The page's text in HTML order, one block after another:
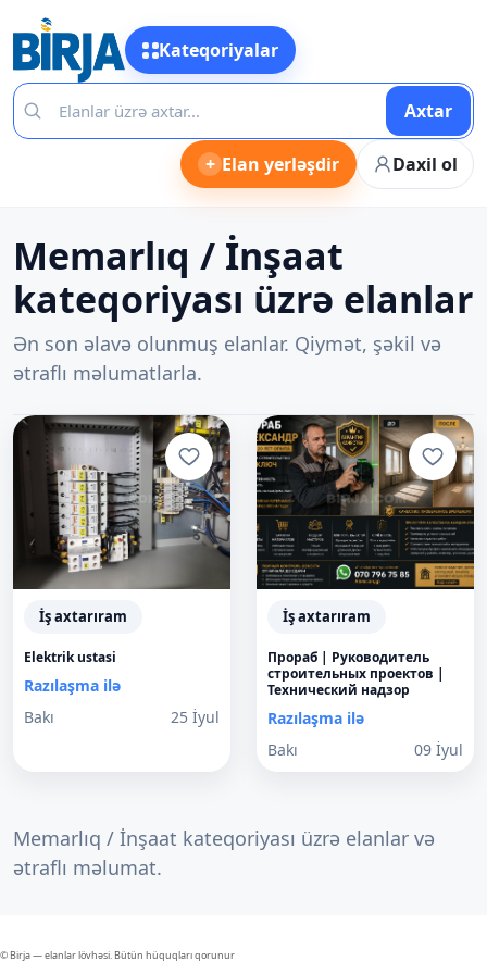
Kateqoriyalar
Axtar
+ Elan yerləşdir Daxil ol
Memarlıq / İnşaat
kateqoriyası üzrə elanlar
Ən son əlavə olunmuş elanlar. Qiymət, şəkil və
ətraflı məlumatlarla.
İş axtarıram
Elektrik ustasi
Razılaşma ilə
Bakı
25 İyul
İş axtarıram
Прораб | Руководитель
строительных проектов |
Технический надзор
Razılaşma ilə
Bakı
09 İyul
Memarlıq / İnşaat kateqoriyası üzrə elanlar və
ətraflı məlumat.
© Birja — elanlar lövhəsi. Bütün hüquqları qorunur